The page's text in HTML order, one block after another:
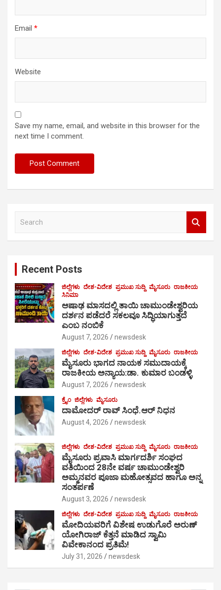
Email *
Website
Save my name, email, and website in this browser for the
next time I comment.
Recent Posts
ಜಿಲ್ಲೆಗಳು ದೇಶ-ವಿದೇಶ ಪ್ರಮುಖ ಸುದ್ದಿ ಮೈಸೂರು ರಾಜಕೀಯ
ಸಿನಿಮಾ
ಆಷಾಢ ಮಾಸದಲ್ಲಿ ತಾಯಿ ಚಾಮುಂಡೇಶ್ವರಿಯ
ದರ್ಶನ ಪಡೆದರೆ ಸಕಲವೂ ಸಿದ್ಧಿಯಾಗುತ್ತದೆ
ಎಂಬ ನಂಬಿಕೆ
August 7, 2026 newsdesk
ಜಿಲ್ಲೆಗಳು ದೇಶ-ವಿದೇಶ ಪ್ರಮುಖ ಸುದ್ದಿ ಮೈಸೂರು ರಾಜಕೀಯ
ಮೈಸೂರು ಭಾಗದ ನಾಯಕ ಸಮುದಾಯಕ್ಕೆ
ರಾಜಕೀಯ ಅನ್ಯಾಯ:ಡಾ. ಕುಮಾರ ಬಂಡಳ್ಳಿ
August 7, 2026 newsdesk
ಕ್ರೈಂ ಜಿಲ್ಲೆಗಳು ಮೈಸೂರು
ದಾಮೋದರ್ ರಾವ್ ಸಿಂಧೆ.ಆರ್ ನಿಧನ
August 4, 2026 newsdesk
ಜಿಲ್ಲೆಗಳು ದೇಶ-ವಿದೇಶ ಪ್ರಮುಖ ಸುದ್ದಿ ಮೈಸೂರು ರಾಜಕೀಯ
ಮೈಸೂರು ಪ್ರವಾಸಿ ಮಾರ್ಗದರ್ಶಿ ಸಂಘದ
ವತಿಯಿಂದ 28ನೇ ವರ್ಷ ಚಾಮುಂಡೇಶ್ವರಿ
ಅಮ್ಮನವರ ಪೂಜಾ ಮಹೋತ್ಸವದ ಹಾಗೂ ಅನ್ನ
ಸಂತರ್ಪಣೆ
August 3, 2026 newsdesk
ಜಿಲ್ಲೆಗಳು ದೇಶ-ವಿದೇಶ ಪ್ರಮುಖ ಸುದ್ದಿ ಮೈಸೂರು ರಾಜಕೀಯ
ಮೋದಿಯವರಿಗೆ ವಿಶೇಷ ಉಡುಗೊರೆ ಅರುಣ್
ಯೋಗಿರಾಜ್ ಕೆತ್ತನೆ ಮಾಡಿದ ಸ್ವಾಮಿ
ವಿವೇಕಾನಂದ ಪ್ರತಿಮೆ!
July 31, 2026 newsdesk